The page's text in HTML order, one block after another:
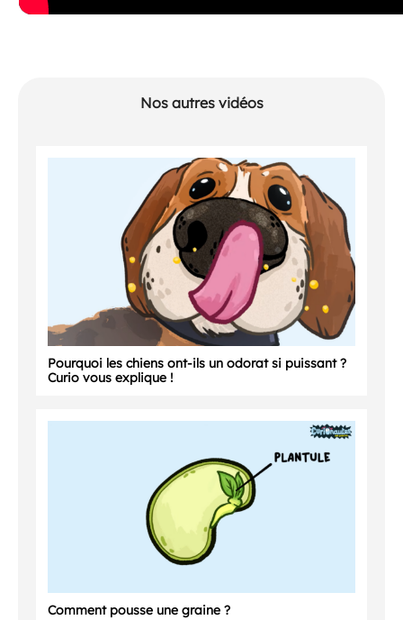
Nos autres vidéos
Pourquoi les chiens ont-ils un odorat si puissant ?
Curio vous explique !
Comment pousse une graine ?